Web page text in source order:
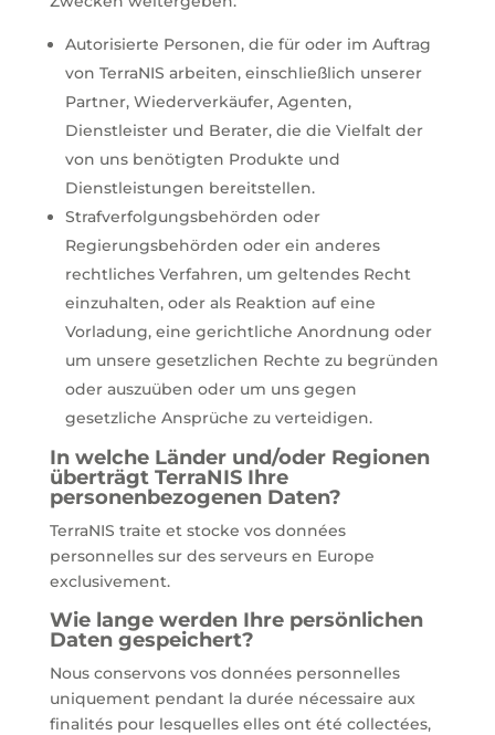
Autorisierte Personen, die für oder im Auftrag
von TerraNIS arbeiten, einschließlich unserer
Partner, Wiederverkäufer, Agenten,
Dienstleister und Berater, die die Vielfalt der
von uns benötigten Produkte und
Dienstleistungen bereitstellen.
Strafverfolgungsbehörden oder
Regierungsbehörden oder ein anderes
rechtliches Verfahren, um geltendes Recht
einzuhalten, oder als Reaktion auf eine
Vorladung, eine gerichtliche Anordnung oder
um unsere gesetzlichen Rechte zu begründen
oder auszuüben oder um uns gegen
gesetzliche Ansprüche zu verteidigen.
In welche Länder und/oder Regionen
überträgt TerraNIS Ihre
personenbezogenen Daten?
TerraNIS traite et stocke vos données
personnelles sur des serveurs en Europe
exclusivement.
Wie lange werden Ihre persönlichen
Daten gespeichert?
Nous conservons vos données personnelles
uniquement pendant la durée nécessaire aux
finalités pour lesquelles elles ont été collectées,